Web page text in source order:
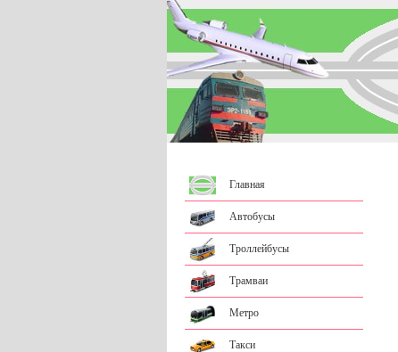
Главная
Автобусы
Троллейбусы
Трамваи
Метро
Такси